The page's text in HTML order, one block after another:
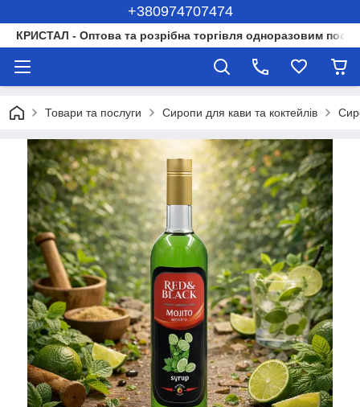
+380974707474
КРИСТАЛ - Оптова та розрібна торгівля одноразовим
Товари та послуги Сиропи для кави та коктейлів